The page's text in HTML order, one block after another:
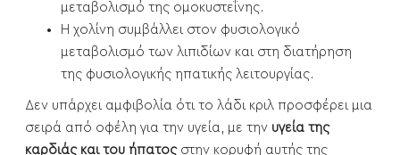
μεταβολισμό της ομοκυστεΐνης.
Η χολίνη συμβάλλει στον φυσιολογικό
μεταβολισμό των λιπιδίων και στη διατήρηση
της φυσιολογικής ηπατικής λειτουργίας.
Δεν υπάρχει αμφιβολία ότι το λάδι κριλ προσφέρει μια
σειρά από οφέλη για την υγεία, με την υγεία της
καρδιάς και του ήπατοςστην κορυφή αυτής της